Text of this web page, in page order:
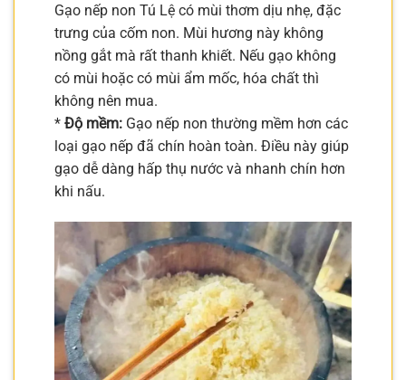
Gạo nếp non Tú Lệ có mùi thơm dịu nhẹ, đặc
trưng của cốm non. Mùi hương này không
nồng gắt mà rất thanh khiết. Nếu gạo không
có mùi hoặc có mùi ẩm mốc, hóa chất thì
không nên mua.
* Độ mềm: Gạo nếp non thường mềm hơn các
loại gạo nếp đã chín hoàn toàn. Điều này giúp
gạo dễ dàng hấp thụ nước và nhanh chín hơn
khi nấu.